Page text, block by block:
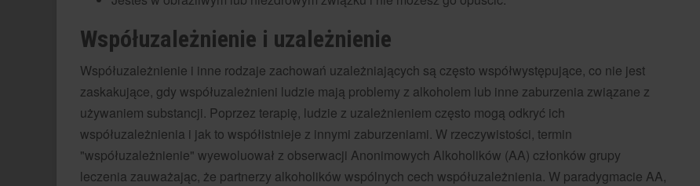
Współuzależnienie i uzależnienie
Współuzależnienie i inne rodzaje zachowań uzależniających są często współwystępujące, co nie jest
zaskakujące, gdy współuzależnieni ludzie mają problemy z alkoholem lub inne zaburzenia związane z
używaniem substancji. Poprzez terapię, ludzie z uzależnieniem często mogą odkryć ich
współuzależnienia i jak to współistnieje z innymi zaburzeniami. W rzeczywistości, termin
"współuzależnienie" wyewoluował z obserwacji Anonimowych Alkoholików (AA) członków grupy
leczenia zauważając, że partnerzy alkoholików wspólnych cech współuzależnienia. W paradygmacie AA,